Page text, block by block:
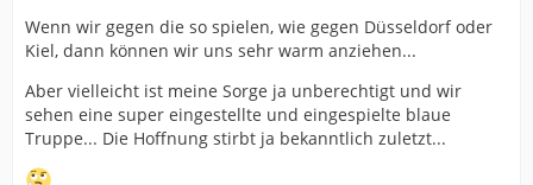
Wenn wir gegen die so spielen, wie gegen Düsseldorf oder
Kiel, dann können wir uns sehr warm anziehen...
Aber vielleicht ist meine Sorge ja unberechtigt und wir
sehen eine super eingestellte und eingespielte blaue
Truppe... Die Hoffnung stirbt ja bekanntlich zuletzt...